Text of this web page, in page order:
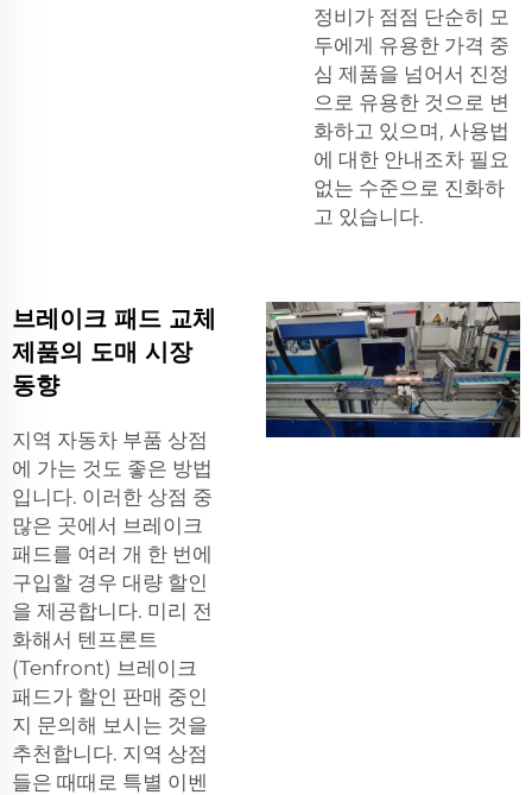
정비가 점점 단순히 모
두에게 유용한 가격 중
심 제품을 넘어서 진정
으로 유용한 것으로 변
화하고 있으며, 사용법
에 대한 안내조차 필요
없는 수준으로 진화하
고 있습니다.
브레이크 패드 교체
제품의 도매 시장
동향
지역 자동차 부품 상점
에 가는 것도 좋은 방법
입니다. 이러한 상점 중
많은 곳에서 브레이크
패드를 여러 개 한 번에
구입할 경우 대량 할인
을 제공합니다. 미리 전
화해서 텐프론트
(Tenfront) 브레이크
패드가 할인 판매 중인
지 문의해 보시는 것을
추천합니다. 지역 상점
들은 때때로 특별 이벤